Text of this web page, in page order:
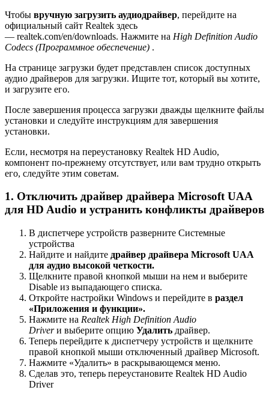
Чтобы вручную загрузить аудиодрайвер, перейдите на
официальный сайт Realtek здесь
— realtek.com/en/downloads. Нажмите на High Definition Audio
Codecs (Программное обеспечение) .
На странице загрузки будет представлен список доступных
аудио драйверов для загрузки. Ищите тот, который вы хотите,
и загрузите его.
После завершения процесса загрузки дважды щелкните файлы
установки и следуйте инструкциям для завершения
установки.
Если, несмотря на переустановку Realtek HD Audio,
компонент по-прежнему отсутствует, или вам трудно открыть
его, следуйте этим советам.
1. Отключить драйвер драйвера Microsoft UAA
для HD Audio и устранить конфликты драйверов
В диспетчере устройств разверните Системные
устройства
Найдите и найдите драйвер драйвера Microsoft UAA
для аудио высокой четкости.
Щелкните правой кнопкой мыши на нем и выберите
Disable из выпадающего списка.
Откройте настройки Windows и перейдите в раздел
«Приложения и функции».
Нажмите на Realtek High Definition Audio
Driverи выберите опцию Удалить драйвер.
Теперь перейдите к диспетчеру устройств и щелкните
правой кнопкой мыши отключенный драйвер Microsoft.
Нажмите «Удалить» в раскрывающемся меню.
Сделав это, теперь переустановите Realtek HD Audio
Driver